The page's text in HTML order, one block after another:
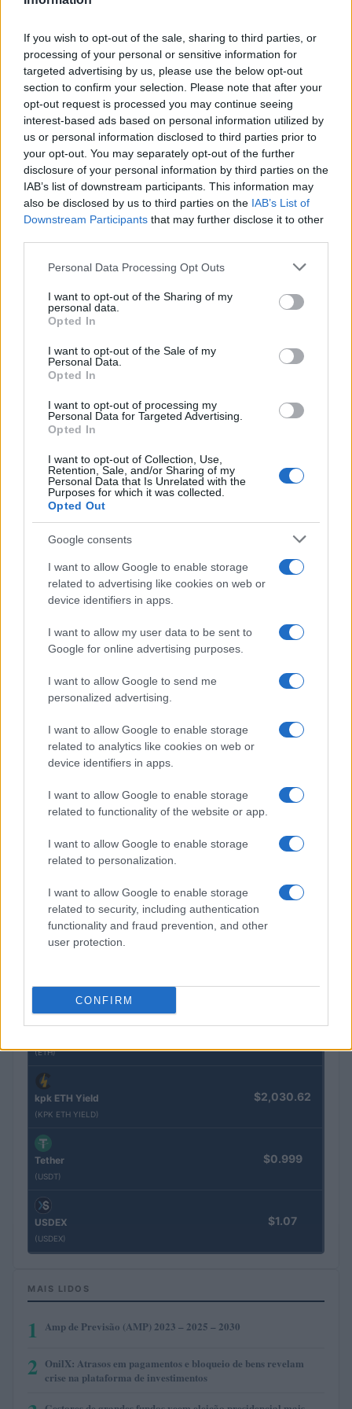
If you wish to opt-out of the sale, sharing to third parties, or
processing of your personal or sensitive information for
targeted advertising by us, please use the below opt-out
section to confirm your selection. Please note that after your
opt-out request is processed you may continue seeing
interest-based ads based on personal information utilized by
us or personal information disclosed to third parties prior to
your opt-out. You may separately opt-out of the further
disclosure of your personal information by third parties on the
IAB’s list of downstream participants. This information may
also be disclosed by us to third parties on the IAB’s List of
Downstream Participants that may further disclose it to other
Please note that this website/app uses one or more Google
not limited to your visit or usage behaviour. You may click to
grant or deny consent to Google and its third-party tags to
use your data for below specified purposes in below Google
consent section.
Personal Data Processing Opt Outs
I want to opt-out of the Sharing of my
personal data.
Opted In
I want to opt-out of the Sale of my
Personal Data.
Opted In
I want to opt-out of processing my
Personal Data for Targeted Advertising.
Opted In
I want to opt-out of Collection, Use,
Retention, Sale, and/or Sharing of my
Personal Data that Is Unrelated with the
Purposes for which it was collected.
Opted Out
Google consents
I want to allow Google to enable storage
related to advertising like cookies on web or
device identifiers in apps.
I want to allow my user data to be sent to
Google for online advertising purposes.
I want to allow Google to send me
personalized advertising.
I want to allow Google to enable storage
related to analytics like cookies on web or
device identifiers in apps.
I want to allow Google to enable storage
related to functionality of the website or app.
I want to allow Google to enable storage
related to personalization.
I want to allow Google to enable storage
related to security, including authentication
functionality and fraud prevention, and other
user protection.
CONFIRM
Preparação do turismo para o Super El Niño: estratégias e
desafios
Bruno Costa · 8 ago 2026
Como melhorar seu perfil de crédito em 90 dias
Rafael Oliveira · 8 ago 2026
COTAÇÕES CRYPTO
(KBTC)
Eureka Bridged PAX Gold (Terra
(PAXG)
$4,205.78
$0.022
kpk ETH Prime
(KPK ETH PRIME)
$2,034.90
SyBTC
(SYBTC)
$85,763.00
(BTC)
(ETH)
kpk ETH Yield
(KPK ETH YIELD)
$2,030.62
Tether
(USDT)
$0.999
USDEX
(USDEX)
$1.07
MAIS LIDOS
1 Amp de Previsão (AMP) 2023 – 2025 – 2030
2 OnilX: Atrasos em pagamentos e bloqueio de bens revelam
crise na plataforma de investimentos